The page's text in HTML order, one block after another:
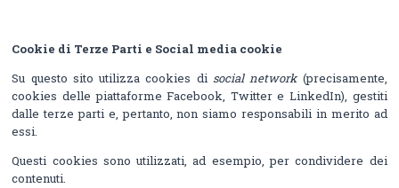
Cookie di Terze Parti e Social media cookie
Su questo sito utilizza cookies di social network(precisamente,
cookies delle piattaforme Facebook, Twitter e LinkedIn), gestiti
dalle terze parti e, pertanto, non siamo responsabili in merito ad
essi.
Questi cookies sono utilizzati, ad esempio, per condividere dei
contenuti.